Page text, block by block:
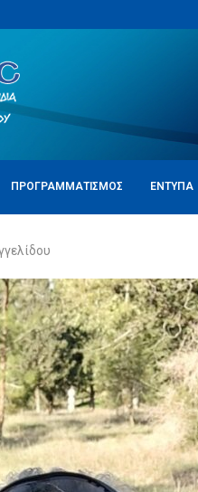
ΠΡΟΓΡΑΜΜΑΤΙΣΜΌΣ ΈΝΤΥΠΑ